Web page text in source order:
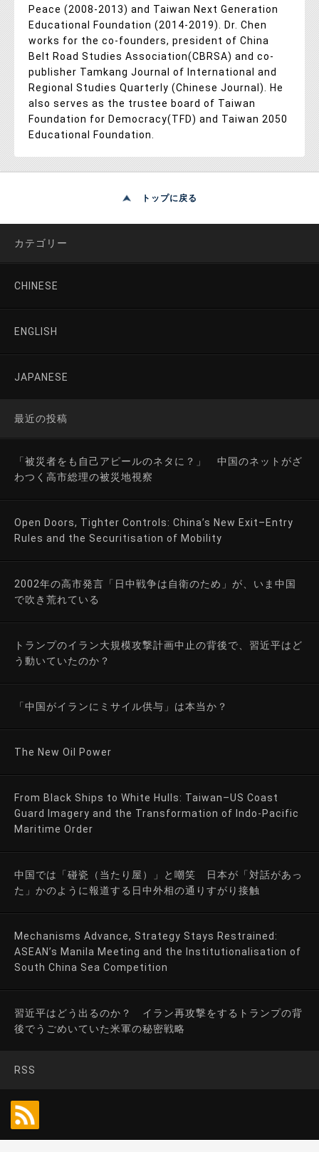
Peace (2008-2013) and Taiwan Next Generation
Educational Foundation (2014-2019). Dr. Chen
works for the co-founders, president of China
Belt Road Studies Association(CBRSA) and co-
publisher Tamkang Journal of International and
Regional Studies Quarterly (Chinese Journal). He
also serves as the trustee board of Taiwan
Foundation for Democracy(TFD) and Taiwan 2050
Educational Foundation.
トップに戻る
カテゴリー
CHINESE
ENGLISH
JAPANESE
最近の投稿
「被災者をも自己アピールのネタに？」 中国のネットがざ
わつく高市総理の被災地視察
Open Doors, Tighter Controls: China’s New Exit–Entry
Rules and the Securitisation of Mobility
2002年の高市発言「日中戦争は自衛のため」が、いま中国
で吹き荒れている
トランプのイラン大規模攻撃計画中止の背後で、習近平はど
う動いていたのか？
「中国がイランにミサイル供与」は本当か？
The New Oil Power
From Black Ships to White Hulls: Taiwan–US Coast
Guard Imagery and the Transformation of Indo-Pacific
Maritime Order
中国では「碰瓷（当たり屋）」と嘲笑 日本が「対話があっ
た」かのように報道する日中外相の通りすがり接触
Mechanisms Advance, Strategy Stays Restrained:
ASEAN’s Manila Meeting and the Institutionalisation of
South China Sea Competition
習近平はどう出るのか？ イラン再攻撃をするトランプの背
後でうごめいていた米軍の秘密戦略
RSS